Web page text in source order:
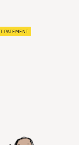
PAIEMENT